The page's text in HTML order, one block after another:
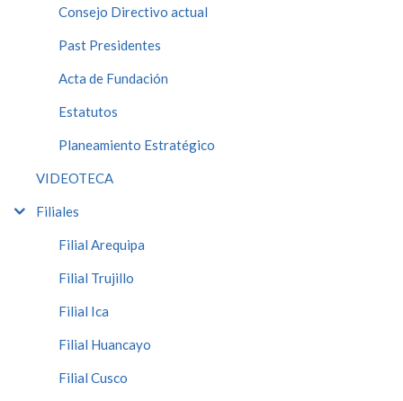
Consejo Directivo actual
Past Presidentes
Acta de Fundación
Estatutos
Planeamiento Estratégico
VIDEOTECA
Filiales
Filial Arequipa
Filial Trujillo
Filial Ica
Filial Huancayo
Filial Cusco